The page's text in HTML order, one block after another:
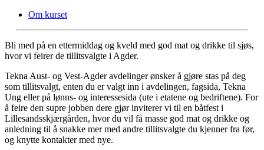
Om kurset
Bli med på en ettermiddag og kveld med god mat og drikke til sjøs,
hvor vi feirer de tillitsvalgte i Agder.
Tekna Aust- og Vest-Agder avdelinger ønsker å gjøre stas på deg
som tillitsvalgt, enten du er valgt inn i avdelingen, fagsida, Tekna
Ung eller på lønns- og interessesida (ute i etatene og bedriftene). For
å feire den supre jobben dere gjør inviterer vi til en båtfest i
Lillesandsskjærgården, hvor du vil få masse god mat og drikke og
anledning til å snakke mer med andre tillitsvalgte du kjenner fra før,
og knytte kontakter med nye.